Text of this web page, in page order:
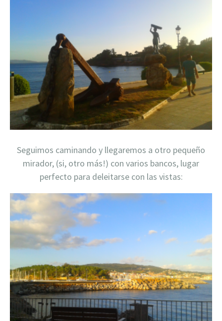
Seguimos caminando y llegaremos a otro pequeño
mirador, (si, otro más!) con varios bancos, lugar
perfecto para deleitarse con las vistas: